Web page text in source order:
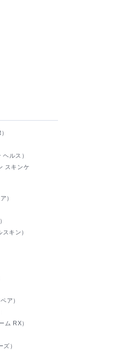
ルス）
スキンケ
）
キン）
ア）
ム RX）
）